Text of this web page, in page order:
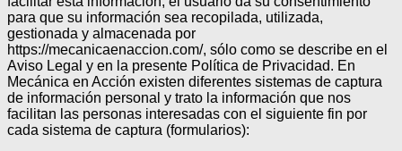
para que su información sea recopilada, utilizada,
gestionada y almacenada por
https://mecanicaenaccion.com/, sólo como se describe en el
Aviso Legal y en la presente Política de Privacidad. En
Mecánica en Acción existen diferentes sistemas de captura
de información personal y trato la información que nos
facilitan las personas interesadas con el siguiente fin por
cada sistema de captura (formularios):